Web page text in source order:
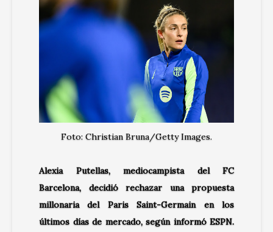
Foto: Christian Bruna/Getty Images.
Alexia Putellas, mediocampista del FC
Barcelona, decidió rechazar una propuesta
millonaria del Paris Saint-Germain en los
últimos días de mercado, según informó ESPN.